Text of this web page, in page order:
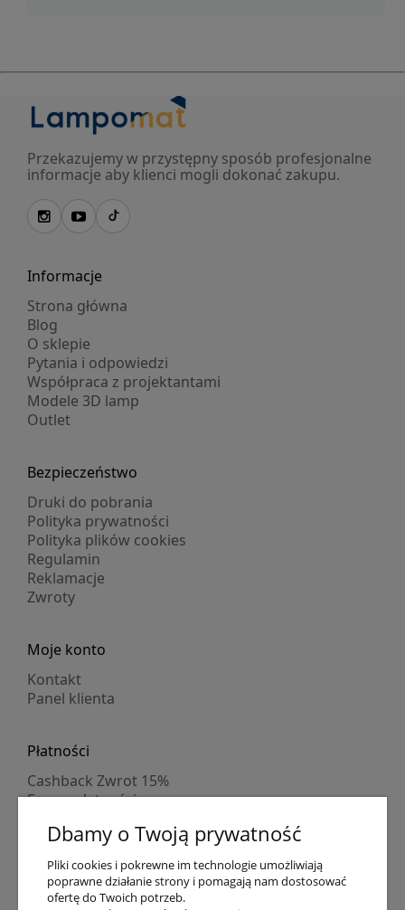
Przekazujemy w przystępny sposób profesjonalne
informacje aby klienci mogli dokonać zakupu.
Informacje
Strona główna
Blog
O sklepie
Pytania i odpowiedzi
Współpraca z projektantami
Modele 3D lamp
Outlet
Bezpieczeństwo
Druki do pobrania
Polityka prywatności
Polityka plików cookies
Regulamin
Reklamacje
Zwroty
Moje konto
Kontakt
Panel klienta
Płatności
Cashback Zwrot 15%
Formy płatności
Numer konta
PayPo kupujesz, nie płacisz
Progi rabatowe
Promocje
Dbamy o Twoją prywatność
Pliki cookies i pokrewne im technologie umożliwiają
poprawne działanie strony i pomagają nam dostosować
ofertę do Twoich potrzeb.